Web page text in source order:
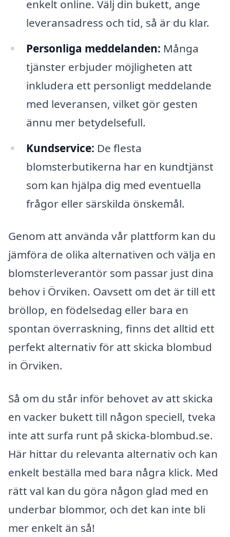
enkelt online. Välj din bukett, ange
leveransadress och tid, så är du klar.
Personliga meddelanden: Många
tjänster erbjuder möjligheten att
inkludera ett personligt meddelande
med leveransen, vilket gör gesten
ännu mer betydelsefull.
Kundservice: De flesta
blomsterbutikerna har en kundtjänst
som kan hjälpa dig med eventuella
frågor eller särskilda önskemål.
Genom att använda vår plattform kan du
jämföra de olika alternativen och välja en
blomsterleverantör som passar just dina
behov i Örviken. Oavsett om det är till ett
bröllop, en födelsedag eller bara en
spontan överraskning, finns det alltid ett
perfekt alternativ för att skicka blombud
in Örviken.
Så om du står inför behovet av att skicka
en vacker bukett till någon speciell, tveka
inte att surfa runt på skicka-blombud.se.
Här hittar du relevanta alternativ och kan
enkelt beställa med bara några klick. Med
rätt val kan du göra någon glad med en
underbar blommor, och det kan inte bli
mer enkelt än så!